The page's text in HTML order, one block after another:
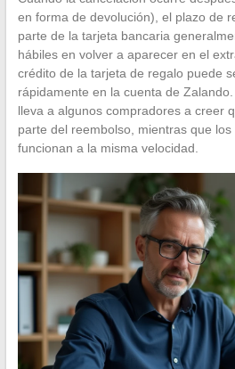
en forma de devolución), el plazo de
parte de la tarjeta bancaria
hábiles en volver a aparecer en el
crédito de la tarjeta de regalo puede
rápidamente en la cuenta de
lleva a algunos compradores a creer
parte del reembolso, mientras que
funcionan a la misma velocidad.